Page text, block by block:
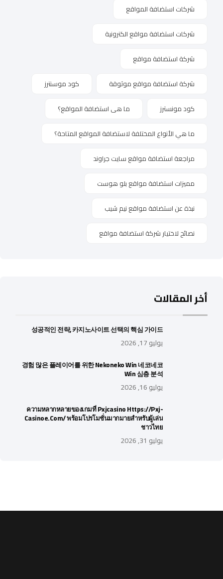
شركات استضافة المواقع
شركات استضافة مواقع الكترونية
شركة استضافة مواقع
شركة استضافة مواقع موثوقة كود موسنترز
كود مونسترز ما هى استضافة المواقع؟
ما هي الأنواع المختلفة لاستضافة المواقع المتاحة؟
مراجعة استضافة مواقع سايت جراوند
مميزات استضافة مواقع بلو هوست
نبذة عن استضافة مواقع نيم شيب
نصائح لاختيار شركة استضافة مواقع
أخر المقالات
성공적인 전략, 카지노사이트 선택의 핵심 가이드
يوليو 17, 2026
경험 많은 플레이어를 위한 Nekoneko Win 네코네코
Win 심층 분석
يوليو 16, 2026
ความหลากหลายของเกมที่ Pxjcasino Https://pxj-
Casinoe.com/ พร้อมโปรโมชั่นมากมายสำหรับผู้เล่น
ชาวไทย
يوليو 31, 2026